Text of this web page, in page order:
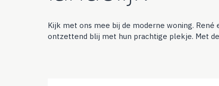
Kijk met ons mee bij de moderne woning.
ontzettend blij met hun prachtige plekje. Met